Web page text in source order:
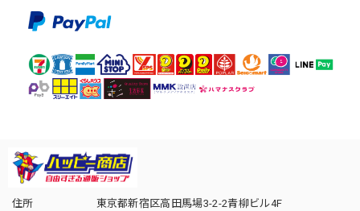
住所
東京都新宿区高田馬場3-2-2青柳ビル4F